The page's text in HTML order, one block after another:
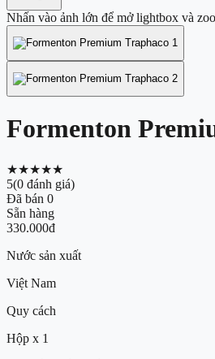
Nhấn vào ảnh lớn để mở lightbox và
Formenton
★★★★★
5(0 đánh giá)
Đã bán 0
Sẵn hàng
330.000đ
Nước sản xuất
Việt Nam
Quy cách
Hộp x 1